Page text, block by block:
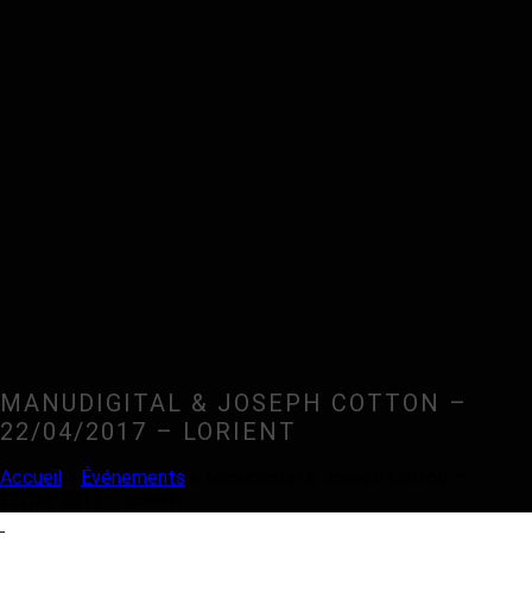
MANUDIGITAL & JOSEPH COTTON –
22/04/2017 – LORIENT
Accueil Événements